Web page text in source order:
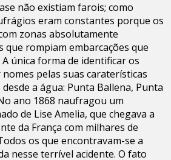
não existiam farois; como
eram constantes porque os
zonas absolutamente
que rompiam embarcações que
única forma de identificar os
pelas suas caraterísticas
a água: Punta Ballena, Punta
ano 1868 naufragou um
de Lise Amelia, que chegava a
da França com milhares de
os que encontravam-se a
nesse terrível acidente. O fato